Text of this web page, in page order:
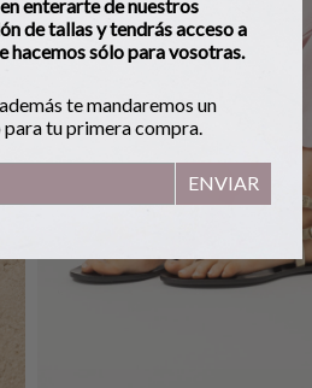
enterarte de nuestros
de tallas y tendrás acceso a
hacemos sólo para vosotras.
te mandaremos un
tu primera compra.
ENVIAR